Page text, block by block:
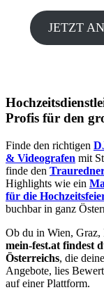
JETZT
Profis für den
Finde den richtigen
& Videografen mit
finde den
Highlights wie ein
für die
buchbar in ganz
Ob du in Wien, Graz,
mein-fest.at findest
Österreichs, die
Angebote, lies
auf einer Plattform.